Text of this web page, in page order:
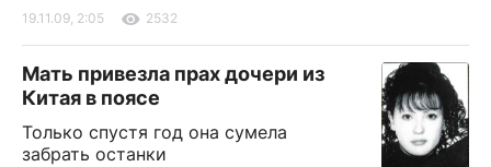
19.11.09, 2:05 2532
Мать привезла прах дочери из
Китая в поясе
Только спустя год она сумела
забрать останки